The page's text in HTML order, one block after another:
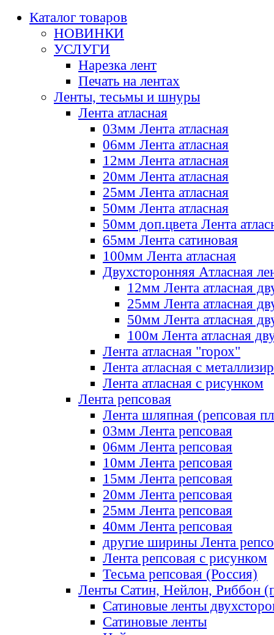
Каталог товаров
НОВИНКИ
УСЛУГИ
Нарезка лент
Печать на лентах
Ленты, тесьмы и шнуры
Лента атласная
03мм Лента атласная
06мм Лента атласная
12мм Лента атласная
20мм Лента атласная
25мм Лента атласная
50мм Лента атласная
50мм доп.цвета Лента
65мм Лента сатиновая
100мм Лента атласная
Двухсторонняя Атласная
12мм Лента атласная
25мм Лента атласная
50мм Лента атласная
100м Лента атласная
Лента атласная "горох"
Лента атласная с
Лента атласная с рисунком
Лента репсовая
Лента шляпная (репсовая
03мм Лента репсовая
06мм Лента репсовая
10мм Лента репсовая
15мм Лента репсовая
20мм Лента репсовая
25мм Лента репсовая
40мм Лента репсовая
другие ширины Лента
Лента репсовая с рисунком
Тесьма репсовая (Россия)
Ленты Сатин, Нейлон, Риббон
Сатиновые ленты
Сатиновые ленты